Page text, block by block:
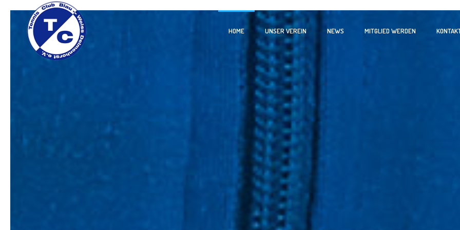
HOME UNSER VEREIN NEWS MITGLIED WERDEN